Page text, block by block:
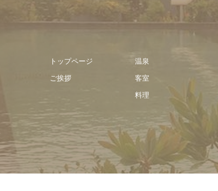
トップページ
ご挨拶
温泉
客室
料理